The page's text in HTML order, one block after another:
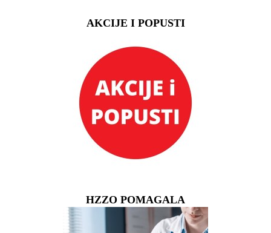
AKCIJE I POPUSTI
HZZO POMAGALA